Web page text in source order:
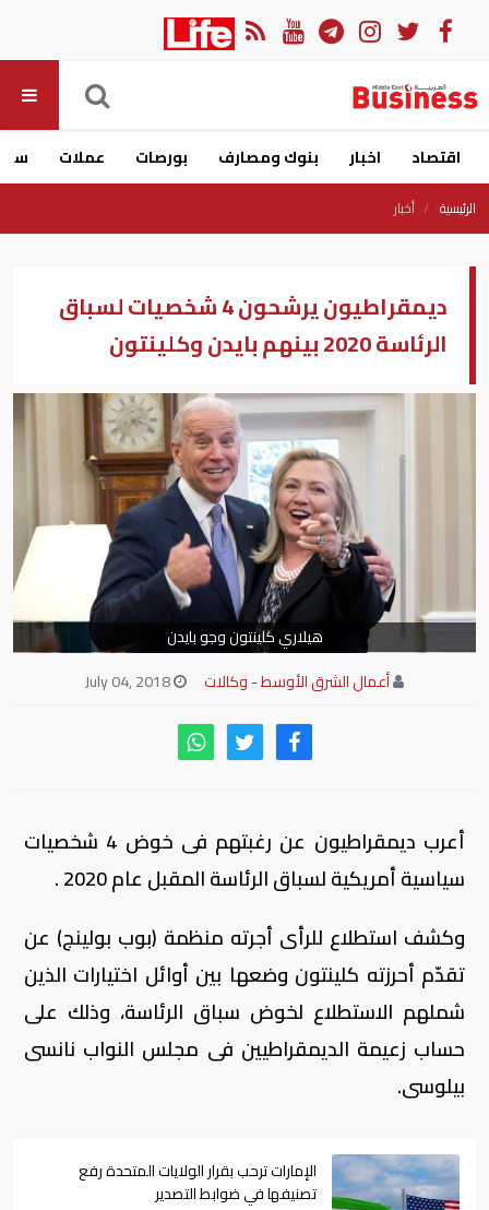
اقتصاد اخبار بنوك ومصارف بورصات عملات
الرئيسية أخبار
ديمقراطيون يرشحون 4 شخصيات لسباق
الرئاسة 2020 بينهم بايدن وكلينتون
هيلاري كلينتون وجو بايدن
أعمال الشرق الأوسط - وكالات
أعرب ديمقراطيون عن رغبتهم فى خوض 4 شخصيات
سياسية أمريكية لسباق الرئاسة المقبل عام 2020 .
وكشف استطلاع للرأى أجرته منظمة (بوب بولينج) عن
تقدّم أحرزته كلينتون وضعها بين أوائل اختيارات الذين
شملهم الاستطلاع لخوض سباق الرئاسة، وذلك على
حساب زعيمة الديمقراطيين فى مجلس النواب نانسى
بيلوسى.
الإمارات ترحب بقرار الولايات المتحدة رفع
تصنيفها في ضوابط التصدير